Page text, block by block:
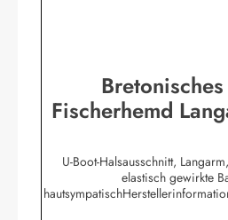
Fischerhemd
U-Boot-Halsausschnitt,
elastisch gewirkte